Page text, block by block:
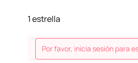
1 estrella
Por favor, inicia sesión para